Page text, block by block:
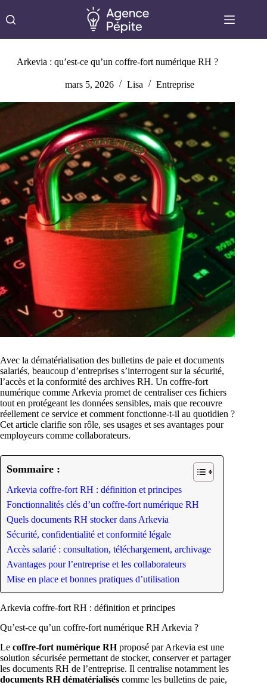
au
contenu
Arkevia : qu’est-ce qu’un coffre-fort numérique RH ?
mars 5, 2026 Lisa Entreprise
Avec la dématérialisation des bulletins de paie et documents
salariés, beaucoup d’entreprises s’interrogent sur la sécurité,
l’accès et la conformité des archives RH. Un coffre-fort
numérique comme Arkevia promet de centraliser ces fichiers
tout en protégeant les données sensibles, mais que recouvre
réellement ce service et comment fonctionne-t-il au quotidien ?
Cet article clarifie son rôle, ses usages et ses avantages pour
employeurs comme collaborateurs.
Sommaire :
Arkevia coffre-fort RH : définition et principes
Fonctionnalités clés d’un coffre-fort numérique RH
Quels documents RH stocker dans Arkevia
Sécurité, confidentialité et conformité légale
Accès salarié : consultation, téléchargement, archivage
Avantages pour l’entreprise et les collaborateurs
Mise en place et bonnes pratiques d’utilisation
Arkevia coffre-fort RH : définition et principes
Qu’est-ce qu’un coffre-fort numérique RH Arkevia ?
Le coffre-fort numérique RHproposé par Arkevia est une
solution sécurisée permettant de stocker, conserver et partager
les documents RH de l’entreprise. Il centralise notamment les
documents RH dématérialisés comme les bulletins de paie,